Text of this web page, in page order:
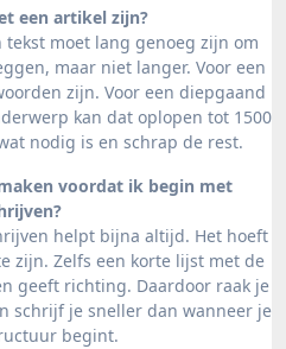
een artikel zijn?
tekst moet lang genoeg zijn om
maar niet langer. Voor een
zijn. Voor een diepgaand
kan dat oplopen tot 1500
nodig is en schrap de rest.
voordat ik begin met
helpt bijna altijd. Het hoeft
zijn. Zelfs een korte lijst met de
geeft richting. Daardoor raak je
schrijf je sneller dan wanneer je
begint.